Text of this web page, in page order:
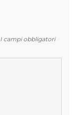
I campi obbligatori